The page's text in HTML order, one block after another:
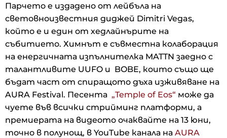
Парчето e издадено от лейбъла на
световноизвестния диджей Dimitri Vegas,
който е и един от хедлайнърите на
събитието. Химнът е съвместна колаборация
на енергичната изпълнителка MATTN заедно с
талантливите UUFO и BOBE, които също ще
бъдат част от спиращото дъха изживяване на
AURA Festival. Песента „Temple of Eos“ може да
чуете във всички стрийминг платформи, а
премиерата на видеото очаквайте на 13 юни,
точно в полунощ, в YouTube канала на AURA